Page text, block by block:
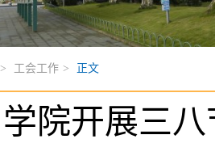
> 工会工作 > 正文
学院开展三